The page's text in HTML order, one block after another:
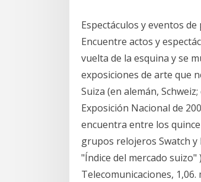
Espectáculos y eventos
Encuentre actos y
vuelta de la esquina y se
exposiciones de arte que
Suiza (en alemán,
Exposición Nacional de
encuentra entre los
grupos relojeros Swatch y
"Índice del mercado suizo"
Telecomunicaciones,